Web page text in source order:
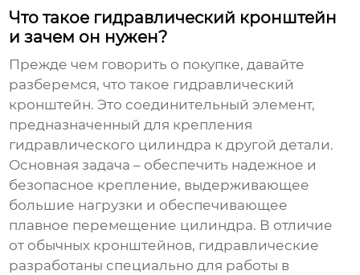
Что такое гидравлический кронштейн
и зачем он нужен?
Прежде чем говорить о покупке, давайте
разберемся, что такое гидравлический
кронштейн. Это соединительный элемент,
предназначенный для крепления
гидравлического цилиндра к другой детали.
Основная задача – обеспечить надежное и
безопасное крепление, выдерживающее
большие нагрузки и обеспечивающее
плавное перемещение цилиндра. В отличие
от обычных кронштейнов, гидравлические
разработаны специально для работы в